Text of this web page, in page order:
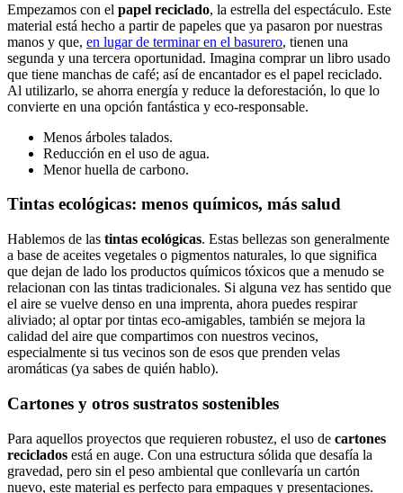
Empezamos con el papel reciclado, la estrella del espectáculo. Este
material está hecho a partir de papeles que ya pasaron por nuestras
manos y que, en lugar de terminar en el basurero, tienen una
segunda y una tercera oportunidad. Imagina comprar un libro usado
que tiene manchas de café; así de encantador es el papel reciclado.
Al utilizarlo, se ahorra energía y reduce la deforestación, lo que lo
convierte en una opción fantástica y eco-responsable.
Menos árboles talados.
Reducción en el uso de agua.
Menor huella de carbono.
Tintas ecológicas: menos químicos, más salud
Hablemos de las tintas ecológicas. Estas bellezas son generalmente
a base de aceites vegetales o pigmentos naturales, lo que significa
que dejan de lado los productos químicos tóxicos que a menudo se
relacionan con las tintas tradicionales. Si alguna vez has sentido que
el aire se vuelve denso en una imprenta, ahora puedes respirar
aliviado; al optar por tintas eco-amigables, también se mejora la
calidad del aire que compartimos con nuestros vecinos,
especialmente si tus vecinos son de esos que prenden velas
aromáticas (ya sabes de quién hablo).
Cartones y otros sustratos sostenibles
Para aquellos proyectos que requieren robustez, el uso de cartones
reciclados está en auge. Con una estructura sólida que desafía la
gravedad, pero sin el peso ambiental que conllevaría un cartón
nuevo, este material es perfecto para empaques y presentaciones.